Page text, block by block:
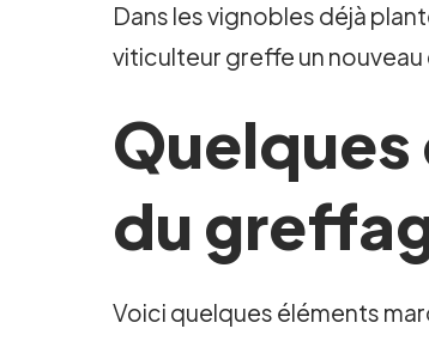
Dans les vignobles déjà
viticulteur greffe un
du
Voici quelques éléments